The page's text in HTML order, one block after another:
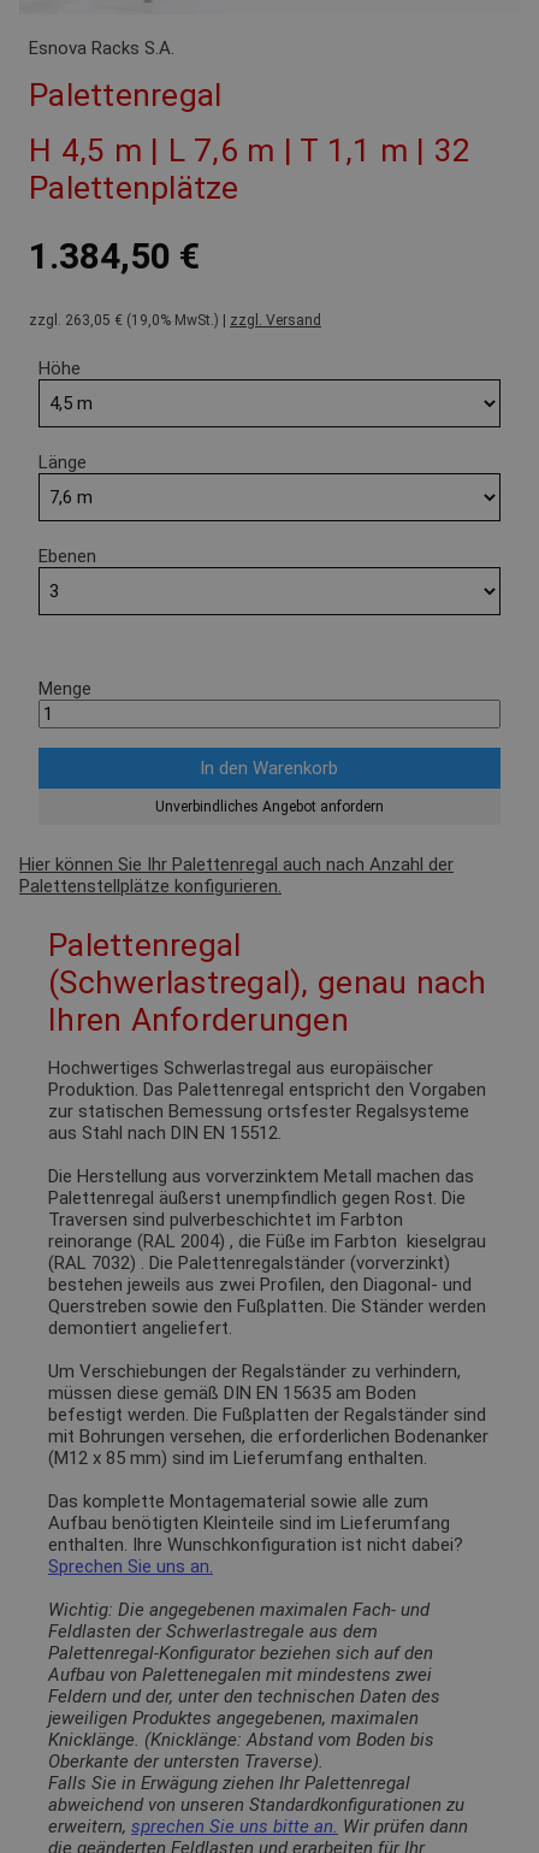
Esnova Racks S.A.
Palettenregal
H 4,5 m | L 7,6 m | T 1,1 m | 32
Palettenplätze
1.384,50 €
zzgl. 263,05 € (19,0% MwSt.) | zzgl. Versand
Höhe
Länge
Ebenen
Menge
Unverbindliches Angebot anfordern
Hier können Sie Ihr Palettenregal auch nach Anzahl der
Palettenstellplätze konfigurieren.
Palettenregal
(Schwerlastregal), genau nach
Ihren Anforderungen
Hochwertiges Schwerlastregal aus europäischer
Produktion. Das Palettenregal entspricht den Vorgaben
zur statischen Bemessung ortsfester Regalsysteme
aus Stahl nach DIN EN 15512.
Die Herstellung aus vorverzinktem Metall machen das
Palettenregal äußerst unempfindlich gegen Rost. Die
Traversen sind pulverbeschichtet im Farbton
reinorange (RAL 2004) , die Füße im Farbton
kieselgrau
(RAL 7032) . Die Palettenregalständer (vorverzinkt)
bestehen jeweils aus zwei Profilen, den Diagonal- und
Querstreben sowie den Fußplatten. Die Ständer werden
demontiert angeliefert.
Um Verschiebungen der Regalständer zu verhindern,
müssen diese gemäß DIN EN 15635 am Boden
befestigt werden. Die Fußplatten der Regalständer sind
mit Bohrungen versehen, die erforderlichen Bodenanker
(M12 x 85 mm) sind im Lieferumfang enthalten.
Das komplette Montagematerial sowie alle zum
Aufbau benötigten Kleinteile sind im Lieferumfang
enthalten. Ihre Wunschkonfiguration ist nicht dabei?
Sprechen Sie uns an.
Wichtig: Die angegebenen maximalen Fach- und
Feldlasten der Schwerlastregale aus dem
Palettenregal-Konfigurator beziehen sich auf den
Aufbau von Palettenegalen mit mindestens zwei
Feldern und der, unter den technischen Daten des
jeweiligen Produktes angegebenen, maximalen
Knicklänge. (Knicklänge: Abstand vom Boden bis
Oberkante der untersten Traverse).
Falls Sie in Erwägung ziehen Ihr Palettenregal
abweichend von unseren Standardkonfigurationen zu
erweitern, sprechen Sie uns bitte an. Wir prüfen dann
die geänderten Feldlasten und erarbeiten für Ihr